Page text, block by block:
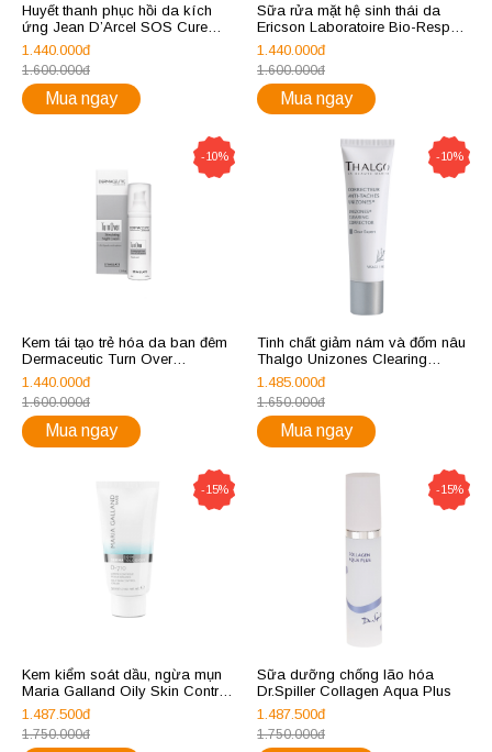
Huyết thanh phục hồi da kích
ứng Jean D’Arcel SOS Cure
douceur Anti-stress cure
1.440.000đ
1.600.000đ
Mua ngay
Sữa rửa mặt hệ sinh thái da
Ericson Laboratoire Bio-Respect
Cleansing Milk
1.440.000đ
1.600.000đ
Mua ngay
-10%
Kem tái tạo trẻ hóa da ban đêm
Dermaceutic Turn Over
Stimulating Night Cream
1.440.000đ
1.600.000đ
Mua ngay
-10%
Tinh chất giảm nám và đốm nâu
Thalgo Unizones Clearing
Corrector
1.485.000đ
1.650.000đ
Mua ngay
-15%
Kem kiểm soát dầu, ngừa mụn
Maria Galland Oily Skin Control
Cream D-710
1.487.500đ
1.750.000đ
-15%
Sữa dưỡng chống lão hóa
Dr.Spiller Collagen Aqua Plus
1.487.500đ
1.750.000đ